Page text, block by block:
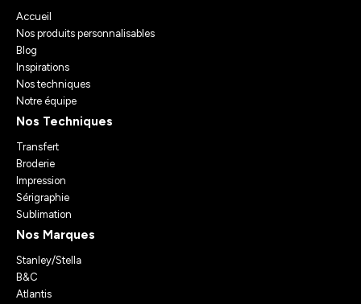
Accueil
Nos produits personnalisables
Blog
Inspirations
Nos techniques
Notre équipe
Nos Techniques
Transfert
Broderie
Impression
Sérigraphie
Sublimation
Nos Marques
Stanley/Stella
B&C
Atlantis